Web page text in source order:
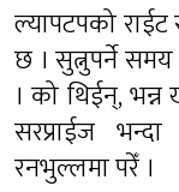
ल्यापटपको
छ । सुत्नुपर्ने
। को थिईन्,
सरप्राईज
रनभुल्लमा परेँ ।